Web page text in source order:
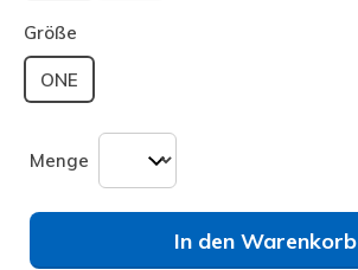
ausgewählt
Größe
ONE
Menge
In den Warenkorb